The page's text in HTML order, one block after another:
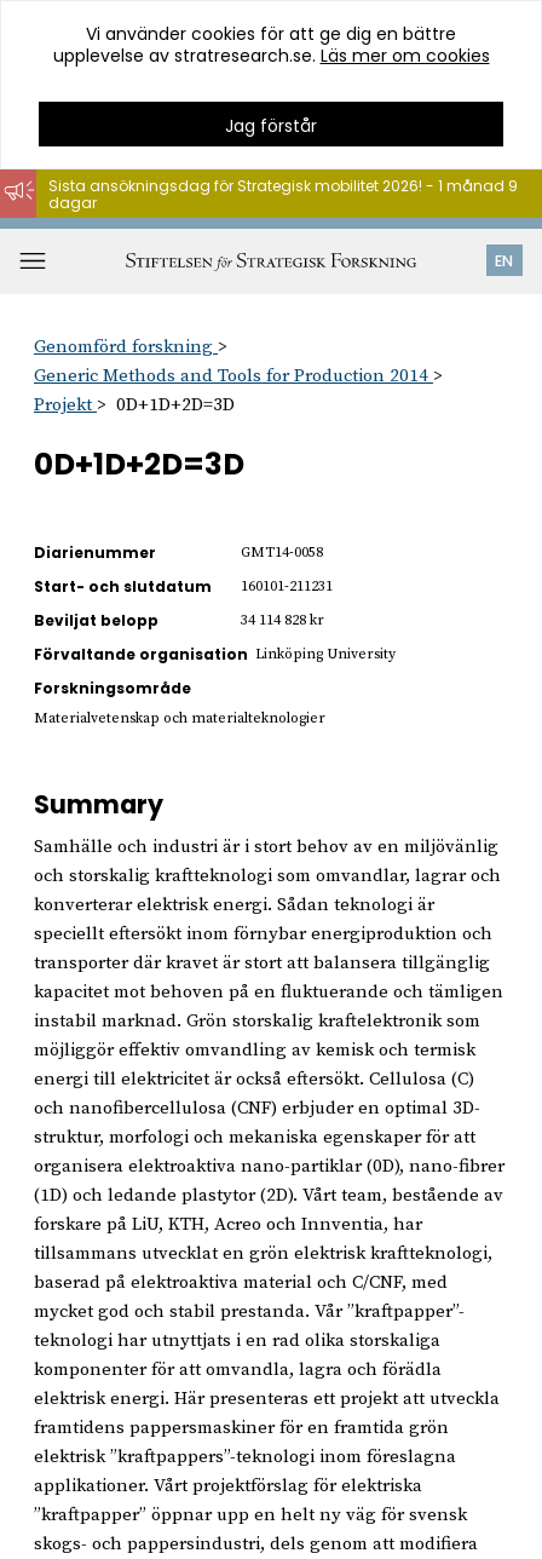
Hoppa
till
innehåll
Vi använder cookies för att ge dig en bättre
upplevelse av stratresearch.se. Läs mer om cookies
Jag förstår
EN
Sista ansökningsdag för Strategisk mobilitet 2026! - 1 månad 9
dagar
Genomförd forskning
Generic Methods and Tools for Production 2014
Projekt
0D+1D+2D=3D
0D+1D+2D=3D
Diarienummer GMT14-0058
Start- och slutdatum 160101-211231
Beviljat belopp 34 114 828 kr
Förvaltande organisation Linköping University
Forskningsområde
Materialvetenskap och materialteknologier
Summary
Samhälle och industri är i stort behov av en miljövänlig
och storskalig kraftteknologi som omvandlar, lagrar och
konverterar elektrisk energi. Sådan teknologi är
speciellt eftersökt inom förnybar energiproduktion och
transporter där kravet är stort att balansera tillgänglig
kapacitet mot behoven på en fluktuerande och tämligen
instabil marknad. Grön storskalig kraftelektronik som
möjliggör effektiv omvandling av kemisk och termisk
energi till elektricitet är också eftersökt. Cellulosa (C)
och nanofibercellulosa (CNF) erbjuder en optimal 3D-
struktur, morfologi och mekaniska egenskaper för att
organisera elektroaktiva nano-partiklar (0D), nano-fibrer
(1D) och ledande plastytor (2D). Vårt team, bestående av
forskare på LiU, KTH, Acreo och Innventia, har
tillsammans utvecklat en grön elektrisk kraftteknologi,
baserad på elektroaktiva material och C/CNF, med
mycket god och stabil prestanda. Vår ”kraftpapper”-
teknologi har utnyttjats i en rad olika storskaliga
komponenter för att omvandla, lagra och förädla
elektrisk energi. Här presenteras ett projekt att utveckla
framtidens pappersmaskiner för en framtida grön
elektrisk ”kraftpappers”-teknologi inom föreslagna
applikationer. Vårt projektförslag för elektriska
”kraftpapper” öppnar upp en helt ny väg för svensk
skogs- och pappersindustri, dels genom att modifiera